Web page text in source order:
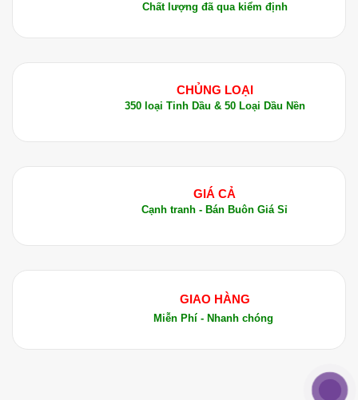
Chất lượng đã qua kiểm định
CHỦNG LOẠI
350 loại Tinh Dầu & 50 Loại Dầu Nền
GIÁ CẢ
Cạnh tranh - Bán Buôn Giá Sỉ
GIAO HÀNG
Miễn Phí - Nhanh chóng